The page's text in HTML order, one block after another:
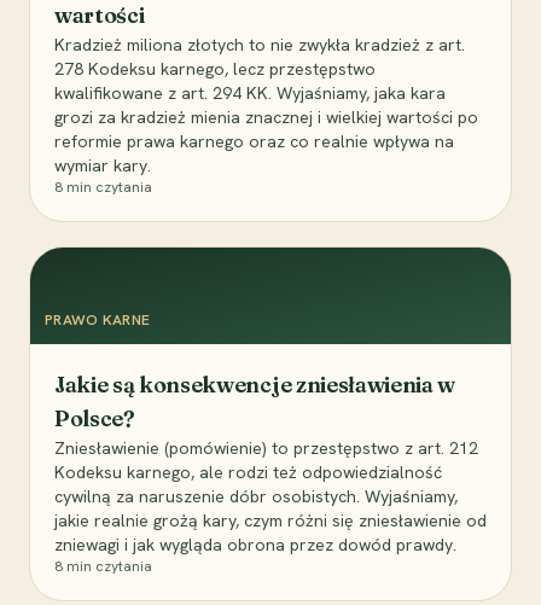
wartości
Kradzież miliona złotych to nie zwykła kradzież z art.
278 Kodeksu karnego, lecz przestępstwo
kwalifikowane z art. 294 KK. Wyjaśniamy, jaka kara
grozi za kradzież mienia znacznej i wielkiej wartości po
reformie prawa karnego oraz co realnie wpływa na
wymiar kary.
8 min czytania
PRAWO KARNE
Jakie są konsekwencje zniesławienia w
Polsce?
Zniesławienie (pomówienie) to przestępstwo z art. 212
Kodeksu karnego, ale rodzi też odpowiedzialność
cywilną za naruszenie dóbr osobistych. Wyjaśniamy,
jakie realnie grożą kary, czym różni się zniesławienie od
zniewagi i jak wygląda obrona przez dowód prawdy.
8 min czytania